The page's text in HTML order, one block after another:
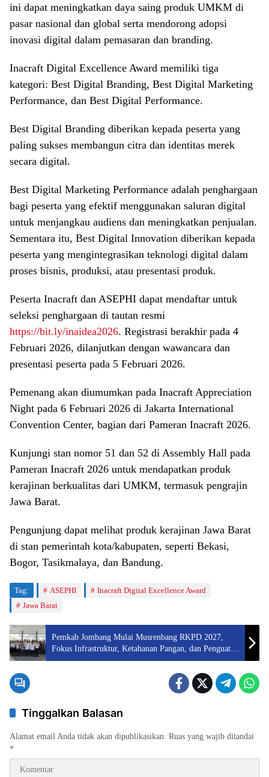
ini dapat meningkatkan daya saing produk UMKM di
pasar nasional dan global serta mendorong adopsi
inovasi digital dalam pemasaran dan branding.
Inacraft Digital Excellence Award memiliki tiga
kategori: Best Digital Branding, Best Digital Marketing
Performance, dan Best Digital Performance.
Best Digital Branding diberikan kepada peserta yang
paling sukses membangun citra dan identitas merek
secara digital.
Best Digital Marketing Performance adalah penghargaan
bagi peserta yang efektif menggunakan saluran digital
untuk menjangkau audiens dan meningkatkan penjualan.
Sementara itu, Best Digital Innovation diberikan kepada
peserta yang mengintegrasikan teknologi digital dalam
proses bisnis, produksi, atau presentasi produk.
Peserta Inacraft dan ASEPHI dapat mendaftar untuk
seleksi penghargaan di tautan resmi
https://bit.ly/inaidea2026. Registrasi berakhir pada 4
Februari 2026, dilanjutkan dengan wawancara dan
presentasi peserta pada 5 Februari 2026.
Pemenang akan diumumkan pada Inacraft Appreciation
Night pada 6 Februari 2026 di Jakarta International
Convention Center, bagian dari Pameran Inacraft 2026.
Kunjungi stan nomor 51 dan 52 di Assembly Hall pada
Pameran Inacraft 2026 untuk mendapatkan produk
kerajinan berkualitas dari UMKM, termasuk pengrajin
Jawa Barat.
Pengunjung dapat melihat produk kerajinan Jawa Barat
di stan pemerintah kota/kabupaten, seperti Bekasi,
Bogor, Tasikmalaya, dan Bandung.
Tag: ASEPHI
Inacraft Digital Excellence Award
Jawa Barat
Pemkab Jombang Mulai Musrenbang RKPD 2027,
Fokus Infrastruktur, Ketahanan Pangan, dan Penguatan
Ekonomi Desa
Tinggalkan Balasan
Alamat email Anda tidak akan dipublikasikan. Ruas yang wajib ditandai
*